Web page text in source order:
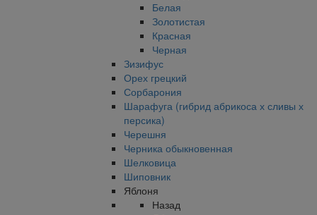
Белая
Золотистая
Красная
Черная
Зизифус
Орех грецкий
Сорбарония
Шарафуга (гибрид абрикоса х сливы х
персика)
Черешня
Черника обыкновенная
Шелковица
Шиповник
Яблоня
Назад